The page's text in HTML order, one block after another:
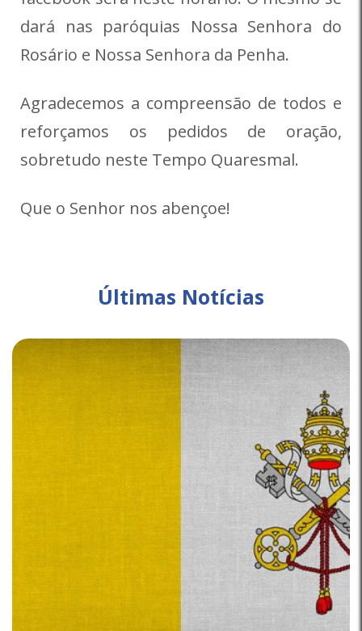
dará nas paróquias Nossa Senhora do
Rosário e Nossa Senhora da Penha.
Agradecemos a compreensão de todos e
reforçamos os pedidos de oração,
sobretudo neste Tempo Quaresmal.
Que o Senhor nos abençoe!
Últimas Notícias